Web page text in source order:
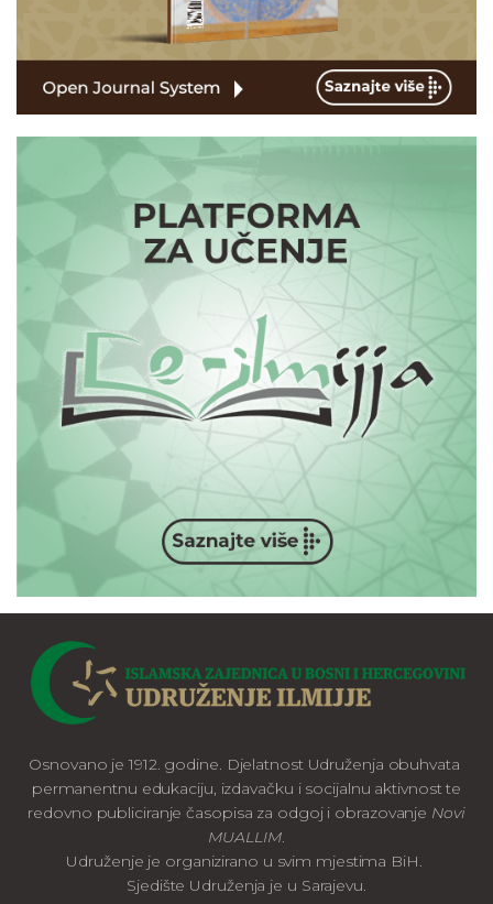
Osnovano je 1912. godine. Djelatnost Udruženja obuhvata
permanentnu edukaciju, izdavačku i socijalnu aktivnost te
redovno publiciranje časopisa za odgoj i obrazovanje Novi
MUALLIM.
Udruženje je organizirano u svim mjestima BiH.
Sjedište Udruženja je u Sarajevu.